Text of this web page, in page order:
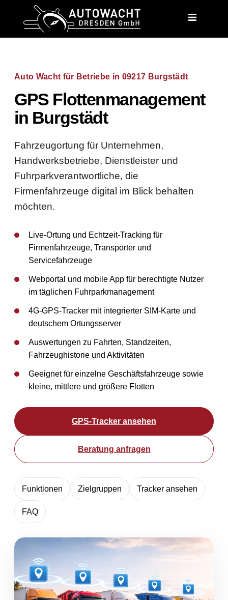
Auto Wacht für Betriebe in 09217 Burgstädt
GPS Flottenmanagement
in Burgstädt
Fahrzeugortung für Unternehmen,
Handwerksbetriebe, Dienstleister und
Fuhrparkverantwortliche, die
Firmenfahrzeuge digital im Blick behalten
möchten.
Live-Ortung und Echtzeit-Tracking für
Firmenfahrzeuge, Transporter und
Servicefahrzeuge
Webportal und mobile App für berechtigte Nutzer
im täglichen Fuhrparkmanagement
4G-GPS-Tracker mit integrierter SIM-Karte und
deutschem Ortungsserver
Auswertungen zu Fahrten, Standzeiten,
Fahrzeughistorie und Aktivitäten
Geeignet für einzelne Geschäftsfahrzeuge sowie
kleine, mittlere und größere Flotten
GPS-Tracker ansehen
Beratung anfragen
Funktionen Zielgruppen Tracker ansehen
FAQ